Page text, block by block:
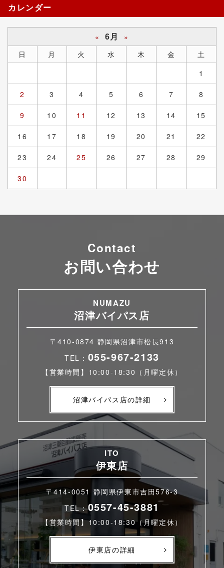
カレンダー
« 6月
»
日
月 火 水 木 金
土
1
2 3 4 5 6 7 8
9 10 11 12 13 14 15
16 17 18 19 20 21 22
23 24 25 26 27 28 29
30
Contact
お問い合わせ
NUMAZU
沼津バイパス店
〒410-0874 静岡県沼津市松長913
TEL： 055-967-2133
【営業時間】10:00-18:30（月曜定休）
沼津バイパス店の詳細
ITO
伊東店
〒414-0051 静岡県伊東市吉田576-3
TEL：0557-45-3881
【営業時間】10:00-18:30（月曜定休）
伊東店の詳細